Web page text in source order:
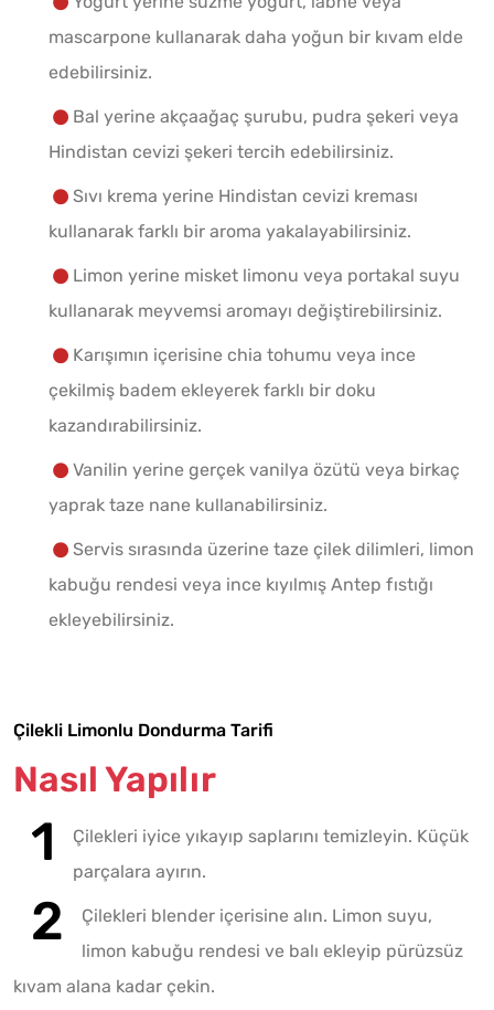
mascarpone kullanarak daha yoğun bir kıvam elde
edebilirsiniz.
Bal yerine akçaağaç şurubu, pudra şekeri veya
Hindistan cevizi şekeri tercih edebilirsiniz.
Sıvı krema yerine Hindistan cevizi kreması
kullanarak farklı bir aroma yakalayabilirsiniz.
Limon yerine misket limonu veya portakal suyu
kullanarak meyvemsi aromayı değiştirebilirsiniz.
Karışımın içerisine chia tohumu veya ince
çekilmiş badem ekleyerek farklı bir doku
kazandırabilirsiniz.
Vanilin yerine gerçek vanilya özütü veya birkaç
yaprak taze nane kullanabilirsiniz.
Servis sırasında üzerine taze çilek dilimleri, limon
kabuğu rendesi veya ince kıyılmış Antep fıstığı
ekleyebilirsiniz.
Çilekli Limonlu Dondurma Tarifi
Nasıl Yapılır
Çilekleri iyice yıkayıp saplarını temizleyin. Küçük
parçalara ayırın.
Çilekleri blender içerisine alın. Limon suyu,
limon kabuğu rendesi ve balı ekleyip pürüzsüz
kıvam alana kadar çekin.